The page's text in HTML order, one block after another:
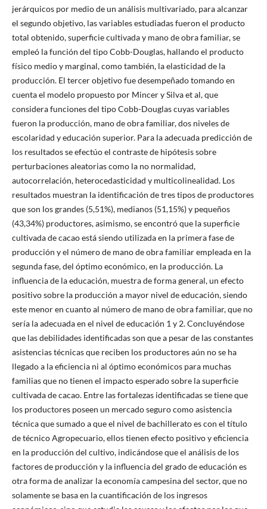
jerárquicos por medio de un análisis multivariado, para alcanzar
el segundo objetivo, las variables estudiadas fueron el producto
total obtenido, superficie cultivada y mano de obra familiar, se
empleó la función del tipo Cobb-Douglas, hallando el producto
físico medio y marginal, como también, la elasticidad de la
producción. El tercer objetivo fue desempeñado tomando en
cuenta el modelo propuesto por Mincer y Silva et al, que
considera funciones del tipo Cobb-Douglas cuyas variables
fueron la producción, mano de obra familiar, dos niveles de
escolaridad y educación superior. Para la adecuada predicción de
los resultados se efectúo el contraste de hipótesis sobre
perturbaciones aleatorias como la no normalidad,
autocorrelación, heterocedasticidad y multicolinealidad. Los
resultados muestran la identificación de tres tipos de productores
que son los grandes (5,51%), medianos (51,15%) y pequeños
(43,34%) productores, asimismo, se encontró que la superficie
cultivada de cacao está siendo utilizada en la primera fase de
producción y el número de mano de obra familiar empleada en la
segunda fase, del óptimo económico, en la producción. La
influencia de la educación, muestra de forma general, un efecto
positivo sobre la producción a mayor nivel de educación, siendo
este menor en cuanto al número de mano de obra familiar, que no
sería la adecuada en el nivel de educación 1 y 2. Concluyéndose
que las debilidades identificadas son que a pesar de las constantes
asistencias técnicas que reciben los productores aún no se ha
llegado a la eficiencia ni al óptimo económicos para muchas
familias que no tienen el impacto esperado sobre la superficie
cultivada de cacao. Entre las fortalezas identificadas se tiene que
los productores poseen un mercado seguro como asistencia
técnica que sumado a que el nivel de bachillerato es con el título
de técnico Agropecuario, ellos tienen efecto positivo y eficiencia
en la producción del cultivo, indicándose que el análisis de los
factores de producción y la influencia del grado de educación es
otra forma de analizar la economía campesina del sector, que no
solamente se basa en la cuantificación de los ingresos